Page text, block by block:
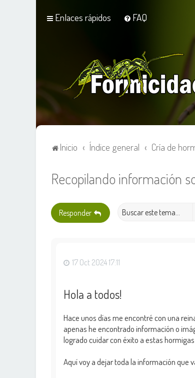
Enlaces rápidos FAQ
Inicio Índice general Cría de
Recopilando información
Responder
17 Oct 2024 17:11
Hola a todos!
Hace unos días me encontré con una
apenas he encontrado información o
logrado cuidar con éxito a estas
Aquí voy a dejar toda la información que